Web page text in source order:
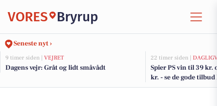
VORES Bryrup
Seneste nyt ›
9 timer siden | VEJRET
Dagens vejr: Gråt og lidt småvådt
22 timer siden |
Spier PS vin til 39 kr.
kr. - se de gode